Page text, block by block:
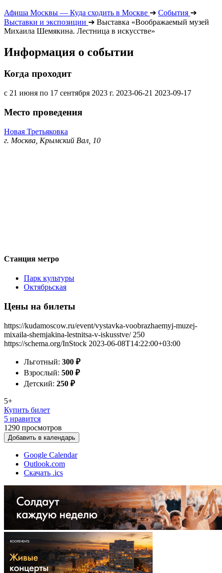
Афиша Москвы — Куда сходить в Москве ➔ События ➔
Выставки и экспозиции ➔ Выставка «Воображаемый музей
Михаила Шемякина. Лестница в искусстве»
Информация о событии
Когда проходит
с 21 июня по 17 сентября 2023 г. 2023-06-21 2023-09-17
Место проведения
Новая Третьяковка
г. Москва, Крымский Вал, 10
Станция метро
Парк культуры
Октябрьская
Цены на билеты
https://kudamoscow.ru/event/vystavka-voobrazhaemyj-muzej-
mixaila-shemjakina-lestnitsa-v-iskusstve/ 250
https://schema.org/InStock 2023-06-08T14:22:00+03:00
Льготный: 300 ₽
Взрослый: 500 ₽
Детский: 250 ₽
5+
Купить билет
5 нравится
1290 просмотров
Добавить в календарь
Google Calendar
Outlook.com
Скачать .ics